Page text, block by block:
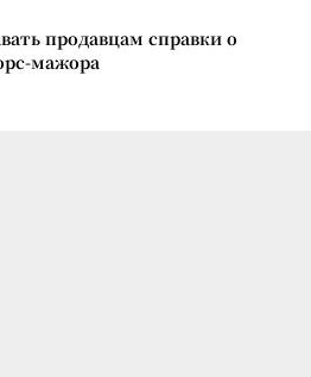
продавцам справки о
мажора